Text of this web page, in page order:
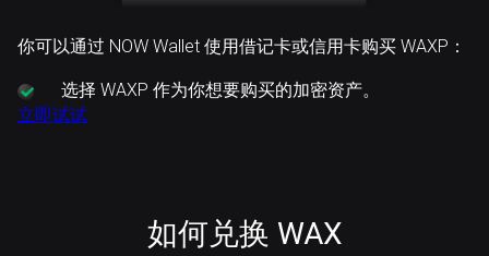
你可以通过 NOW Wallet 使用借记卡或信用卡购买 WAXP：
选择 WAXP 作为你想要购买的加密资产。
立即试试
如何兑换 WAX